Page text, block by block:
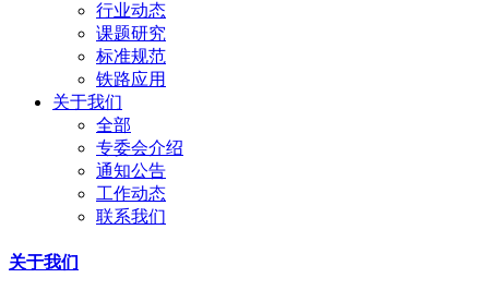
行业动态
课题研究
标准规范
铁路应用
关于我们
全部
专委会介绍
通知公告
工作动态
联系我们
关于我们